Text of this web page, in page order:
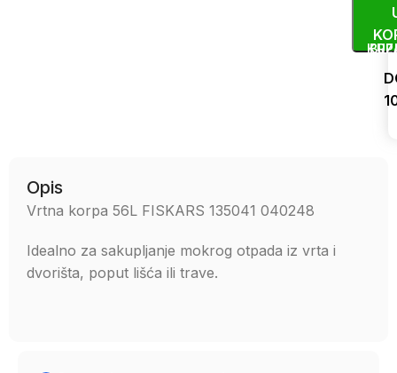
Opis
Vrtna korpa 56L FISKARS 135041 040248
Idealno za sakupljanje mokrog otpada iz vrta i
dvorišta, poput lišća ili trave.